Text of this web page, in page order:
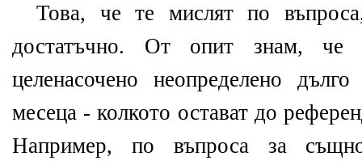
Това, че те мислят по
достатъчно. От опит знам,
целенасочено неопределено
месеца - колкото остават до
Например, по въпроса за